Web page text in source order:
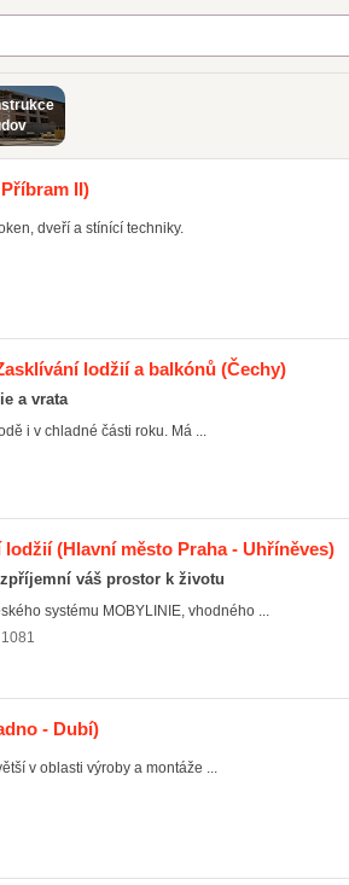
II)
dveří a stínící techniky.
lodžií a balkónů (Čechy)
a vrata
i v chladné části roku. Má ...
lodžií(Hlavní město Praha - Uhříněves)
váš prostor k životu
systému MOBYLINIE, vhodného ...
- Dubí)
v oblasti výroby a montáže ...